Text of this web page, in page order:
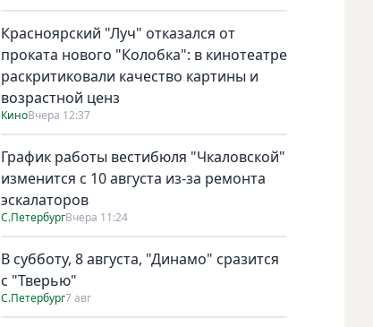
Красноярский "Луч" отказался от
проката нового "Колобка": в кинотеатре
раскритиковали качество картины и
возрастной ценз
КиноВчера 12:37
График работы вестибюля "Чкаловской"
изменится с 10 августа из-за ремонта
эскалаторов
С.ПетербургВчера 11:24
В субботу, 8 августа, "Динамо" сразится
с "Тверью"
С.Петербург7 авг